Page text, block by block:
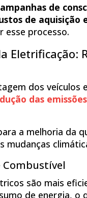
ampanhas de
de aquisição
esse processo.
Eletrificação:
dos veículos
das
a melhoria da
mudanças
Combustível
são mais
de energia, o